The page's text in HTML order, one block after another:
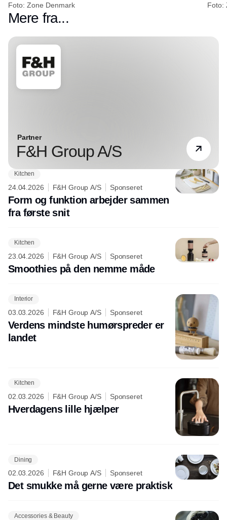
Foto: Zone Denmark Foto:
Mere fra...
Partner
F&H Group A/S
Kitchen
24.04.2026 F&H Group A/S Sponseret
Form og funktion arbejder sammen
fra første snit
Kitchen
23.04.2026 F&H Group A/S Sponseret
Smoothies på den nemme måde
Interior
03.03.2026 F&H Group A/S Sponseret
Verdens mindste humørspreder er
landet
Kitchen
02.03.2026 F&H Group A/S Sponseret
Hverdagens lille hjælper
Dining
02.03.2026 F&H Group A/S Sponseret
Det smukke må gerne være praktisk
Accessories & Beauty